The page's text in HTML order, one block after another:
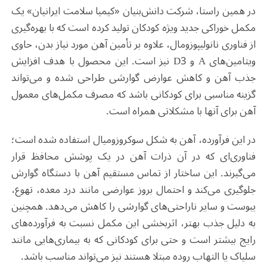
در همین راستا، شرکت دانش‌بنیان «کیمیا سلامت ایرانیان» یک
مکمل خوراکی جدید ویژه کودکان تولید کرده است که با بهره‌گیری
از فناوری نانولیپوزومال، علاوه بر تأمین آهن مورد نیاز بدن، حاوی
ویتامین‌هایA وD3 نیز است. این محصول با هدف افزایش
جذب آهن و کاهش عوارض گوارشی طراحی شده و می‌تواند
گزینه مناسبی برای کودکانی باشد که مصرف مکمل‌های معمول
آهن برای آنها با مشکلاتی همراه است.
در این فرآورده، آهن به شکل سوکروزومیال استفاده شده است؛
فناوری‌ای که در آن ذرات آهن در یک پوشش محافظ قرار
می‌گیرند. این ساختار از تماس مستقیم آهن با دستگاه گوارش
جلوگیری می‌کند و احتمال بروز عوارضی مانند درد معده، تهوع،
یبوست و سایر ناراحتی‌های گوارشی را کاهش می‌دهد. همچنین
به دلیل جذب بهتر، اثربخشی این مکمل نسبت به فرآورده‌های
رایج بیشتر است و حتی برای کودکانی که به بیماری‌هایی مانند
سلیاک یا التهاب روده مبتلا هستند نیز می‌تواند مناسب باشد.